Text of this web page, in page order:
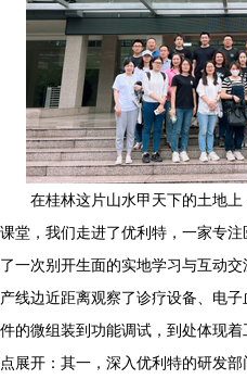
在桂林这片山水甲天下的土地
课堂，我们走进了优利特，一家专
了一次别开生面的实地学习与互动
产线边近距离观察了诊疗设备、电
件的微组装到功能调试，到处体现
点展开：其一，深入优利特的研发